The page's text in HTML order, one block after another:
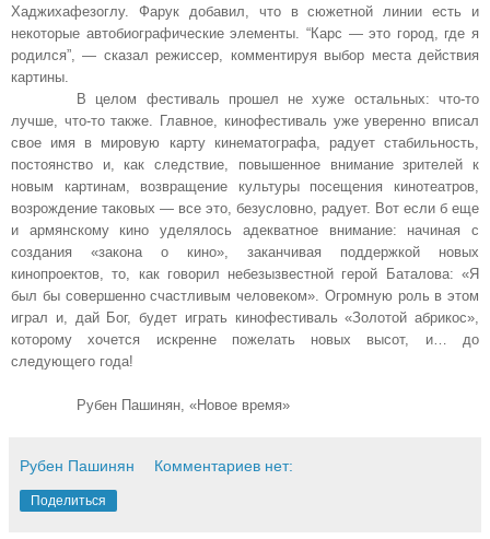
Хаджихафезоглу. Фарук добавил, что в сюжетной линии есть и
некоторые автобиографические элементы. “Карс — это город, где я
родился”, — сказал режиссер, комментируя выбор места действия
картины.
В целом фестиваль прошел не хуже остальных: что-то
лучше, что-то также. Главное, кинофестиваль уже уверенно вписал
свое имя в мировую карту кинематографа, радует стабильность,
постоянство и, как следствие, повышенное внимание зрителей к
новым картинам, возвращение культуры посещения кинотеатров,
возрождение таковых — все это, безусловно, радует. Вот если б еще
и армянскому кино уделялось адекватное внимание: начиная с
создания «закона о кино», заканчивая поддержкой новых
кинопроектов, то, как говорил небезызвестной герой Баталова: «Я
был бы совершенно счастливым человеком». Огромную роль в этом
играл и, дай Бог, будет играть кинофестиваль «Золотой абрикос»,
которому хочется искренне пожелать новых высот, и… до
следующего года!
Рубен Пашинян, «Новое время»
Рубен Пашинян Комментариев нет:
Поделиться